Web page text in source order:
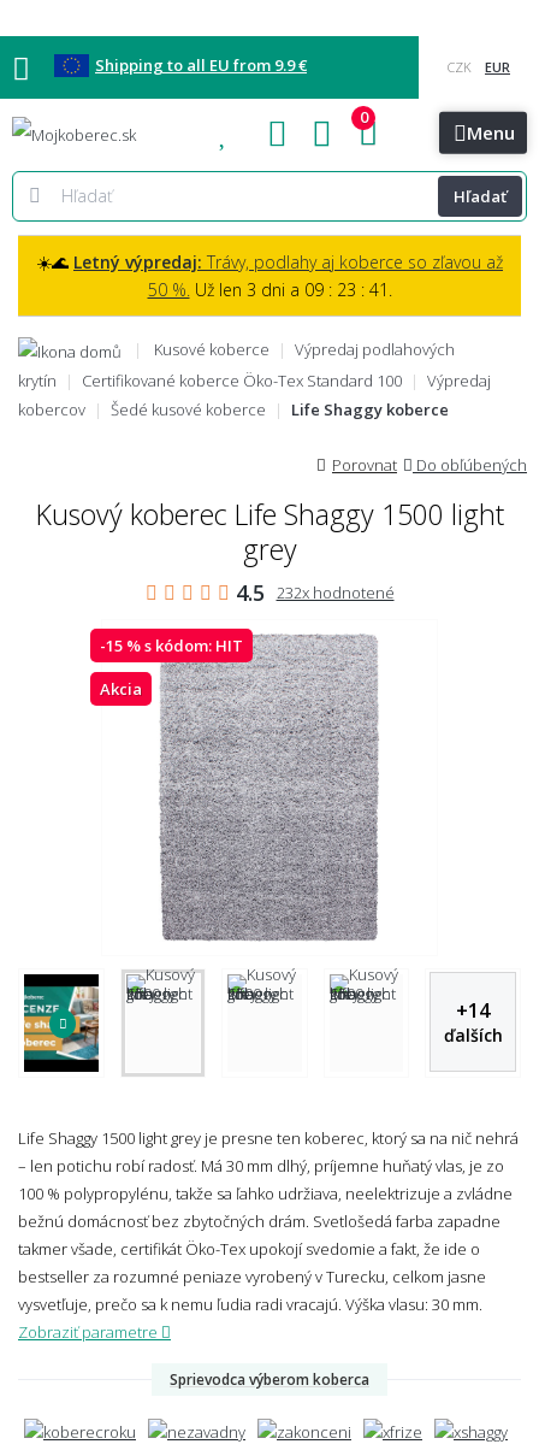
Shipping to all EU from 9.9 €
Blog Kontakt Menu
Hľadať
0
☀️🌊 Letný výpredaj: Trávy, podlahy aj koberce so zľavou až
50 %. Už len 3 dni a 09 : 23 : 39.
Kusové koberce
Výpredaj podlahových
krytín
Certifikované koberce Öko-Tex Standard 100
Výpredaj
kobercov
Šedé kusové koberce Life Shaggy koberce
Porovnat Do obľúbených
Kusový koberec Life Shaggy 1500 light
grey
4.5 232x hodnotené
-15 % s kódom: HIT
Akcia
+14
ďalších
Life Shaggy 1500 light grey je presne ten koberec, ktorý sa na nič nehrá
– len potichu robí radosť. Má 30 mm dlhý, príjemne huňatý vlas, je zo
100 % polypropylénu, takže sa ľahko udržiava, neelektrizuje a zvládne
bežnú domácnosť bez zbytočných drám. Svetlošedá farba zapadne
takmer všade, certifikát Öko-Tex upokojí svedomie a fakt, že ide o
bestseller za rozumné peniaze vyrobený v Turecku, celkom jasne
vysvetľuje, prečo sa k nemu ľudia radi vracajú. Výška vlasu: 30 mm.
Zobraziť parametre
Sprievodca výberom koberca